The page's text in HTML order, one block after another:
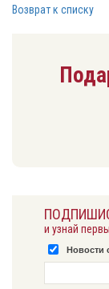
Возврат к списку
и узнай
Новости